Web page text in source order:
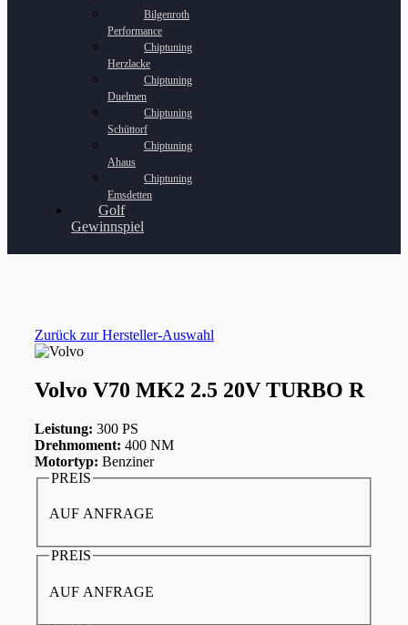
Bilgenroth
Performance
Chiptuning
Herzlacke
Chiptuning
Duelmen
Chiptuning
Schüttorf
Chiptuning
Ahaus
Chiptuning
Emsdetten
Golf
Gewinnspiel
Zurück zur Hersteller-Auswahl
Volvo V70 MK2 2.5 20V TURBO R
Leistung: 300 PS
Drehmoment: 400 NM
Motortyp: Benziner
PREIS
AUF ANFRAGE
PREIS
AUF ANFRAGE